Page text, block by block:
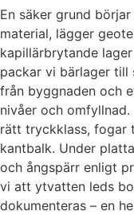
En säker grund
material, lägger
kapillärbrytande
packar vi bärlager till
från byggnaden och
nivåer och
rätt tryckklass, fogar
kantbalk. Under
och ångspärr enligt
vi att ytvatten leds
dokumenteras – en